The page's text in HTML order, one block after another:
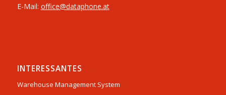
E-Mail: office@dataphone.at
INTERESSANTES
Warehouse Management System